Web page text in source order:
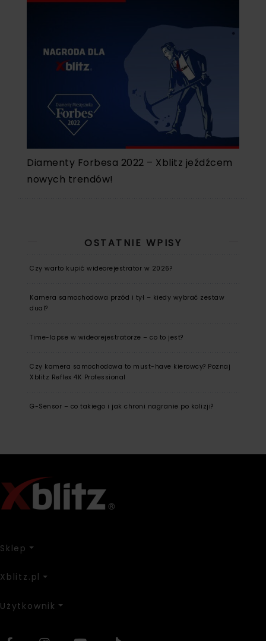
Diamenty Forbesa 2022 – Xblitz jeźdźcem
nowych trendów!
OSTATNIE WPISY
Czy warto kupić wideorejestrator w 2026?
Kamera samochodowa przód i tył – kiedy wybrać zestaw
dual?
Time-lapse w wideorejestratorze – co to jest?
Czy kamera samochodowa to must-have kierowcy? Poznaj
Xblitz Reflex 4K Professional
G-Sensor – co takiego i jak chroni nagranie po kolizji?
Sklep
Xblitz.pl
Użytkownik